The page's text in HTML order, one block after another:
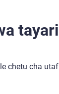
chetu cha